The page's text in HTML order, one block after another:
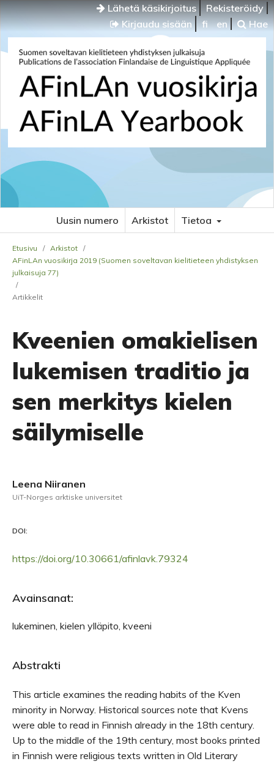
Lähetä käsikirjoitus
Rekisteröidy
Kirjaudu sisään
fi en Hae
Uusin numero Arkistot Tietoa
Etusivu / Arkistot /
AFinLAn vuosikirja 2019 (Suomen soveltavan kielitieteen yhdistyksen
julkaisuja 77)
/
Artikkelit
Kveenien omakielisen
lukemisen traditio ja
sen merkitys kielen
säilymiselle
Leena Niiranen
UiT-Norges arktiske universitet
DOI:
https://doi.org/10.30661/afinlavk.79324
Avainsanat:
lukeminen, kielen ylläpito, kveeni
Abstrakti
This article examines the reading habits of the Kven
minority in Norway. Historical sources note that Kvens
were able to read in Finnish already in the 18th century.
Up to the middle of the 19th century, most books printed
in Finnish were religious texts written in Old Literary